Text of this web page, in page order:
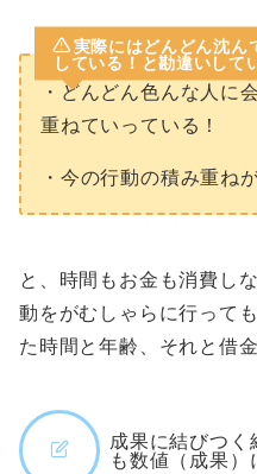
実際にはどんどん沈ん
している！と勘違いして
・どんどん色んな人に
重ねていっている！
・今の行動の積み重ね
と、時間もお金も消費し
動をがむしゃらに行って
た時間と年齢、それと借
成果に結びつく
も数値（成果）